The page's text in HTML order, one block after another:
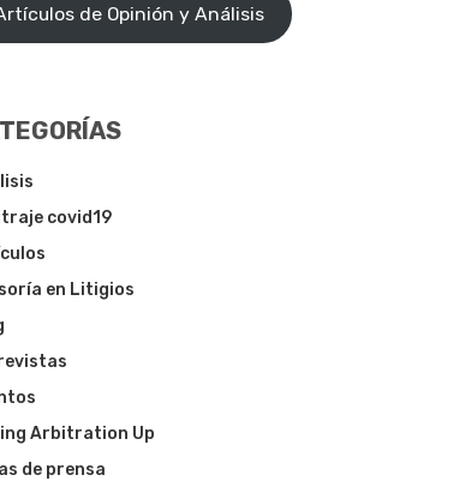
de Opinión y Análisis
covid19
en Litigios
Arbitration Up
de prensa